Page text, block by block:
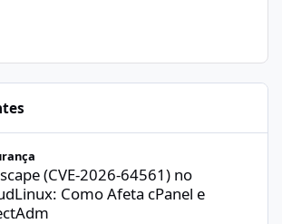
64561) no CloudLinux: Como Afeta cPanel
(CVE-2026-64561) no
Como Afeta cPanel e